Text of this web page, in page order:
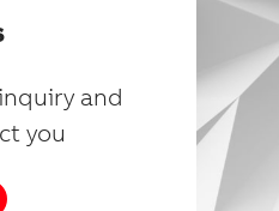
and
you